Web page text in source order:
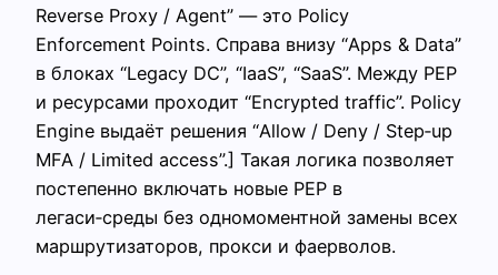
Reverse Proxy / Agent” — это Policy
Enforcement Points. Справа внизу “Apps & Data”
в блоках “Legacy DC”, “IaaS”, “SaaS”. Между PEP
и ресурсами проходит “Encrypted traffic”. Policy
Engine выдаёт решения “Allow / Deny / Step‑up
MFA / Limited access”.] Такая логика позволяет
постепенно включать новые PEP в
легаси‑среды без одномоментной замены всех
маршрутизаторов, прокси и фаерволов.